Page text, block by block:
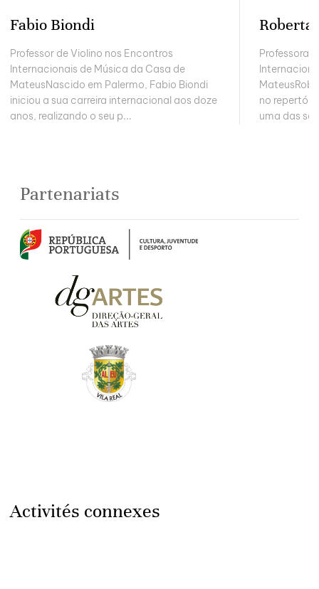
Fabio Biondi
Professor de Violino nos Encontros
Internacionais de Música da Casa de
MateusNascido em Palermo, Fabio Biondi
iniciou a sua carreira internacional aos doze
anos, realizando o seu p...
Professora
no
uma das
Partenariats
Activités connexes